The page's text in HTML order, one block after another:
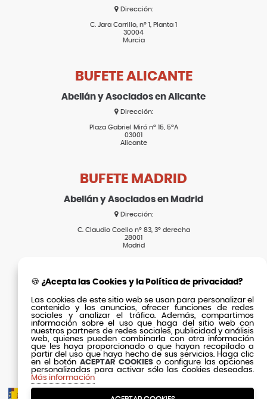
Dirección:
C. Jara Carrillo, nº 1, Planta 1
30004
Murcia
BUFETE ALICANTE
Abellán y Asociados en Alicante
Dirección:
Plaza Gabriel Miró nº 15, 5ºA
03001
Alicante
BUFETE MADRID
Abellán y Asociados en Madrid
Dirección:
C. Claudio Coello nº 83, 3º derecha
28001
Madrid
SECCIONES
Inicio
El Bufete
Equipo
Fórmula Éxito
Actualidad
Clientes
Contacto
🍪 ¿Acepta las Cookies y la Política de privacidad?
Las cookies de este sitio web se usan para personalizar el
contenido y los anuncios, ofrecer funciones de redes
sociales y analizar el tráfico. Además, compartimos
información sobre el uso que haga del sitio web con
nuestros partners de redes sociales, publicidad y análisis
web, quienes pueden combinarla con otra información
que les haya proporcionado o que hayan recopilado a
partir del uso que haya hecho de sus servicios. Haga clic
en el botónACEPTAR COOKIESo configure las opciones
personalizadas para activar sólo las cookies deseadas.
Más información